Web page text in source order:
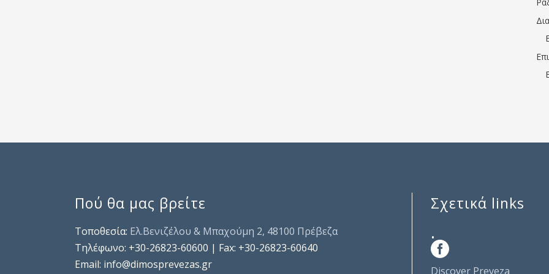
Πού θα μας βρείτε
Τοποθεσία: Ελ.Βενιζέλου & Μπαχούμη 2, 48100 Πρέβεζα
Τηλέφωνo: +30-26823-60600 | Fax: +30-26823-60640
Email: info@dimosprevezas.gr
Σχετικά links
.
Discover Preveza